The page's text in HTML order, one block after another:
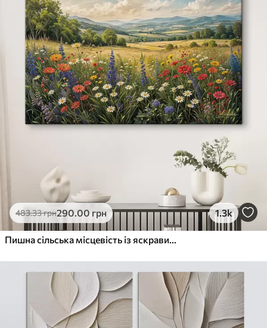
483.33грн290.00 грн 1.3k
Пишна сільська місцевість із яскравим лугом диких квітів, наповненим різнокольоровими квітами під хмарним небом